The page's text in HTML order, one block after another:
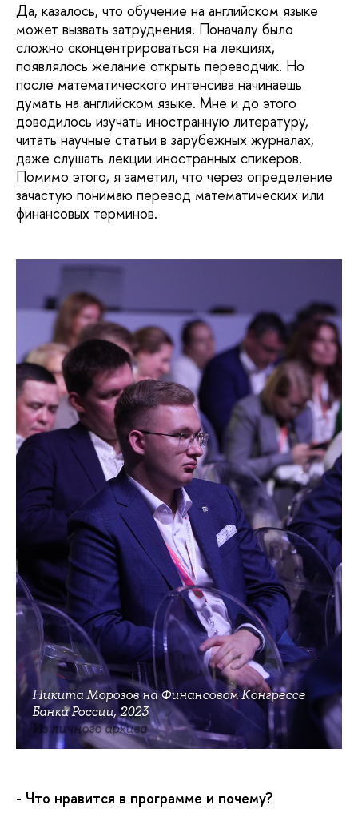
Да, казалось, что обучение на английском языке
может вызвать затруднения. Поначалу было
сложно сконцентрироваться на лекциях,
появлялось желание открыть переводчик. Но
после математического интенсива начинаешь
думать на английском языке. Мне и до этого
доводилось изучать иностранную литературу,
читать научные статьи в зарубежных журналах,
даже слушать лекции иностранных спикеров.
Помимо этого, я заметил, что через определение
зачастую понимаю перевод математических или
финансовых терминов.
Никита Морозов на Финансовом Конгрессе
Банка России, 2023
Из личного архива
- Что нравится в программе и почему?